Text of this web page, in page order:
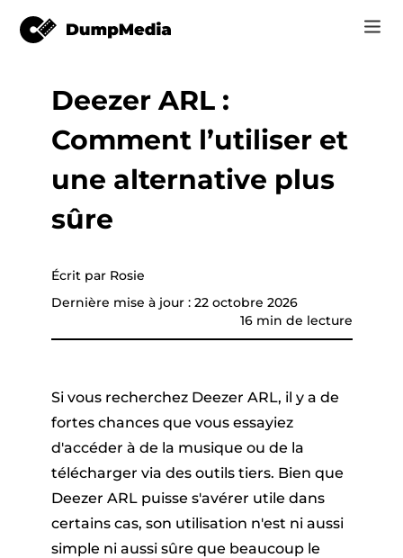
Music
de
YouTube
Vidéo
Outils en ligne
Spotify en mp3
Suno à MP3
Boutique
Comment
Assistance
Se connecter
S'inscrire
Deezer ARL :
Comment l’utiliser et
une alternative plus
sûre
Écrit par Rosie
Dernière mise à jour : 22 octobre 2026
16 min de lecture
Si vous recherchez Deezer ARL, il y a de
fortes chances que vous essayiez
d'accéder à de la musique ou de la
télécharger via des outils tiers. Bien que
Deezer ARL puisse s'avérer utile dans
certains cas, son utilisation n'est ni aussi
simple ni aussi sûre que beaucoup le